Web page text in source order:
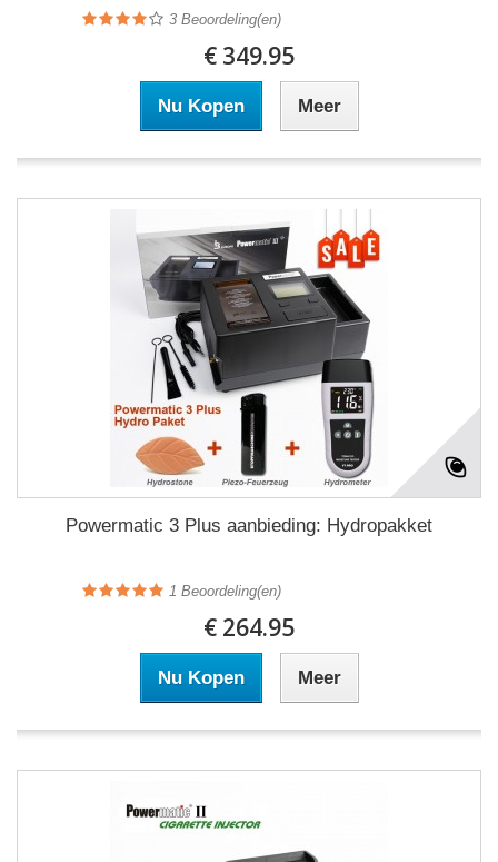
3 Beoordeling(en)
€ 349.95
Nu Kopen Meer
Powermatic 3 Plus aanbieding: Hydropakket
1 Beoordeling(en)
€ 264.95
Nu Kopen Meer